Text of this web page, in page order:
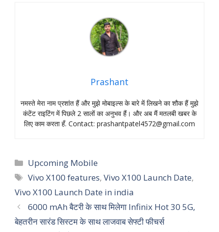
Prashant
नमस्‍ते मेरा नाम प्रशांत हैं और मुझे मोबाइल्‍स के बारे में लिखने का शौक हैं मुझे
कंटेंट राइटिंग में पिछले 2 सालों का अनुभव हैं। और अब मैं मतलबी खबर के
लिए काम करता हँ. Contact: prashantpatel4572@gmail.com
Categories
Upcoming Mobile
Tags
Vivo X100 features,Vivo X100 Launch Date,
Vivo X100 Launch Date in india
6000 mAh बैटरी के साथ मिलेगा Infinix Hot 30 5G,
बेहतरीन सारंड सिस्‍टम के साथ लाजवाब सेफ्टी फीचर्स